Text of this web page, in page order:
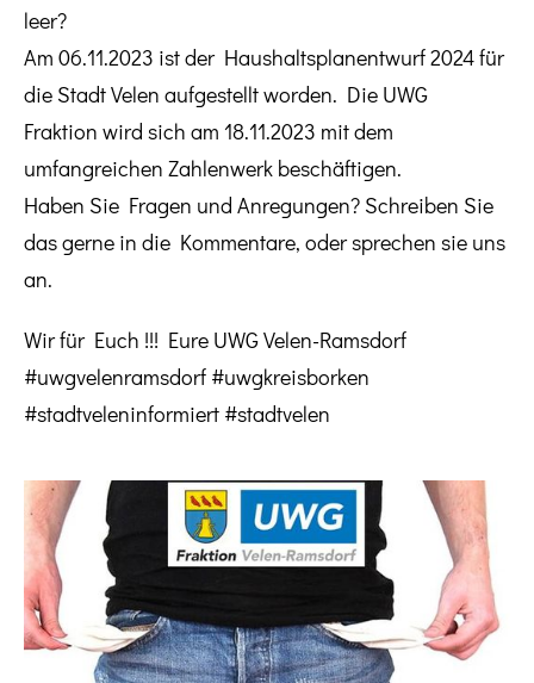
leer?
Am 06.11.2023 ist der Haushaltsplanentwurf 2024 für
die Stadt Velen aufgestellt worden. Die UWG
Fraktion wird sich am 18.11.2023 mit dem
umfangreichen Zahlenwerk beschäftigen.
Haben Sie Fragen und Anregungen? Schreiben Sie
das gerne in die Kommentare, oder sprechen sie uns
an.
Wir für Euch !!! Eure UWG Velen-Ramsdorf
#uwgvelenramsdorf #uwgkreisborken
#stadtveleninformiert #stadtvelen